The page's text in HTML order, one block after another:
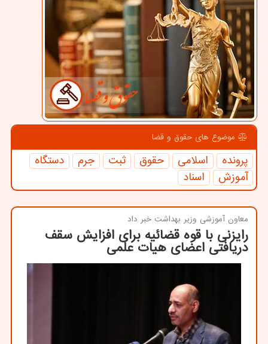
موضوع های حقوق و قضا
پرونده اسلامی حقوق ثبت جرم
دستگاه
آموزش
اسناد
معاون آموزشی وزیر بهداشت خبر داد
رایزنی با قوه قضائیه برای افزایش سقف
دریافتی اعضای هیات علمی